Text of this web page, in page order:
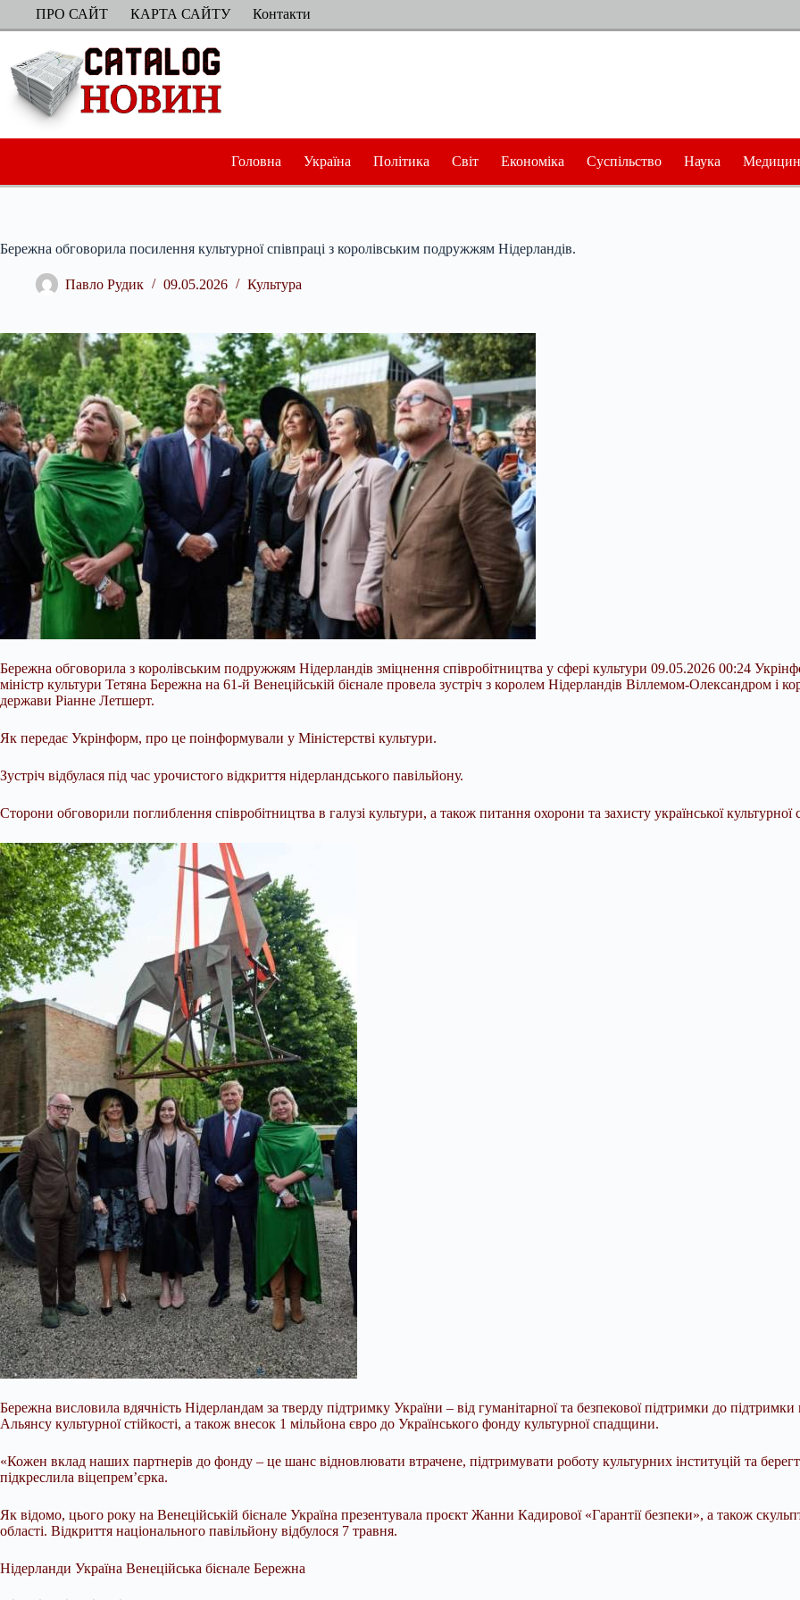
ПерейтиПРО САЙТ КАРТА САЙТУ Контакти
Головна Україна Політика Світ Економіка Суспільство Наука
Бережна обговорила посилення культурної співпраці з королівським подружжям Нідерландів.
Павло Рудик 09.05.2026 Культура
Бережна обговорила з королівським подружжям Нідерландів зміцнення співробітництва у сфері культури 09.05.2026 00:24
міністр культури Тетяна Бережна на 61-й Венеційській бієнале провела зустріч з королем Нідерландів Віллемом-Олександром і
держави Ріанне Летшерт.
Як передає Укрінформ, про це поінформували у Міністерстві культури.
Зустріч відбулася під час урочистого відкриття нідерландського павільйону.
Сторони обговорили поглиблення співробітництва в галузі культури, а також питання охорони та захисту української
Бережна висловила вдячність Нідерландам за тверду підтримку України – від гуманітарної та безпекової підтримки до
Альянсу культурної стійкості, а також внесок 1 мільйона євро до Українського фонду культурної спадщини.
«Кожен вклад наших партнерів до фонду – це шанс відновлювати втрачене, підтримувати роботу культурних інституцій та
підкреслила віцепрем’єрка.
Як відомо, цього року на Венеційській бієнале Україна презентувала проєкт Жанни Кадирової «Гарантії безпеки», а також
області. Відкриття національного павільйону відбулося 7 травня.
Нідерланди Україна Венеційська бієнале Бережна